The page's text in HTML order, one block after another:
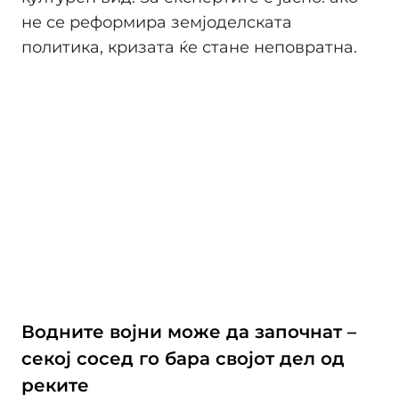
не се реформира земјоделската
политика, кризата ќе стане неповратна.
Водните војни може да започнат –
секој сосед го бара својот дел од
реките